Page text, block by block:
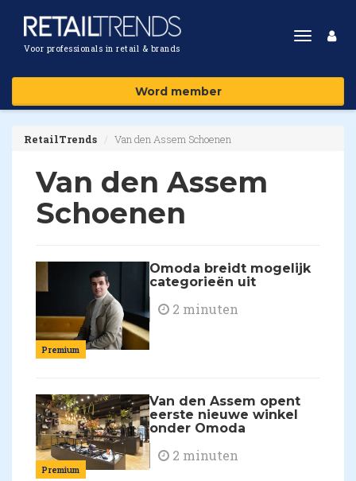
Voor professionals in retail & brands
Toggle
Word member
RetailTrends Van den Assem Schoenen
Van den Assem
Schoenen
Premium
Omoda breidt mogelijk
categorieën uit
2 minuten
Premium
Van den Assem opent
eerste nieuwe winkel
onder Omoda
2 minuten